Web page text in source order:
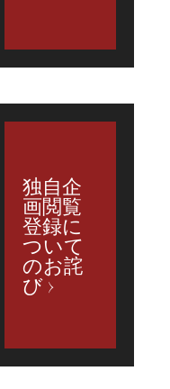
独自企
画閲覧
登録に
ついて
のお詫
び